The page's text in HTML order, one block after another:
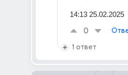
14:13 25.02.2025
0
1 ответ